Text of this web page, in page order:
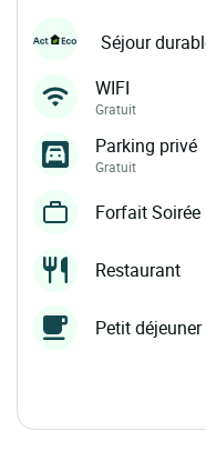
Séjour
WIFI
Gratuit
Parking privé
Gratuit
Forfait Soirée
Restaurant
Petit